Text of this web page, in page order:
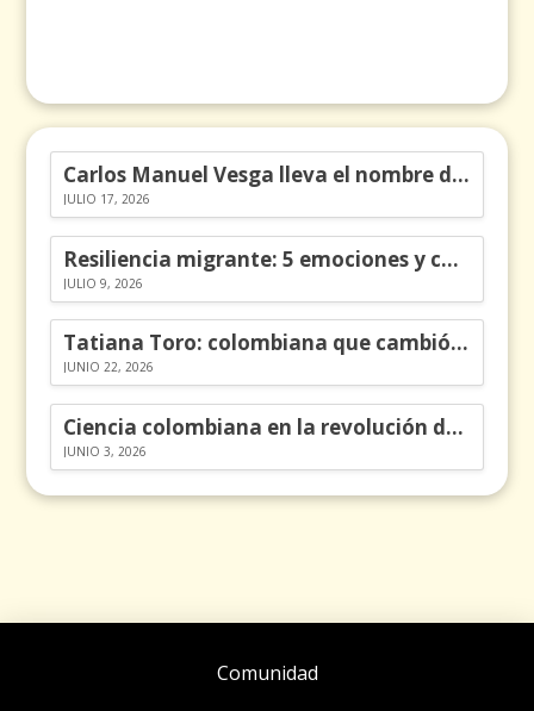
Carlos Manuel Vesga lleva el nombre de Colombia a los Emmy
JULIO 17, 2026
Resiliencia migrante: 5 emociones y cómo gestionarlas
JULIO 9, 2026
Tatiana Toro: colombiana que cambió la historia de las matemáticas
JUNIO 22, 2026
Ciencia colombiana en la revolución de los órganos en chips
JUNIO 3, 2026
Comunidad